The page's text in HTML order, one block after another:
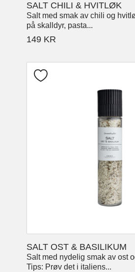
SALT CHILI & HVITLØK
Salt med smak av chili og
på skalldyr, pasta...
149 KR
SALT OST & BASILIKUM
Salt med nydelig smak av ost
Tips: Prøv det i italiens...